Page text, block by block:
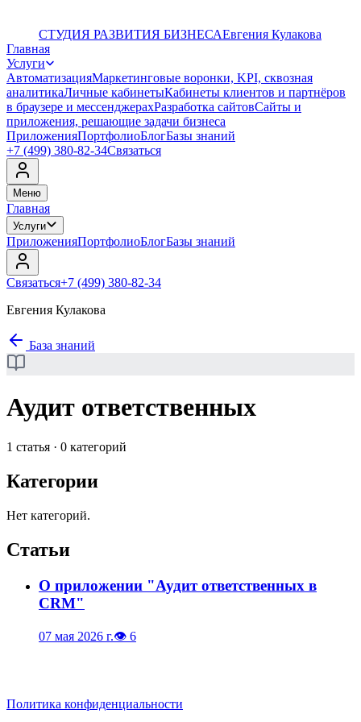
СТУДИЯ РАЗВИТИЯ БИЗНЕСАЕвгения Кулакова
Главная
Услуги
АвтоматизацияМаркетинговые воронки, KPI, сквозная
аналитикаЛичные кабинетыКабинеты клиентов и партнёров
в браузере и мессенджерахРазработка сайтовСайты и
приложения, решающие задачи бизнеса
ПриложенияПортфолиоБлогБазы знаний
+7 (499) 380-82-34Связаться
Меню
Главная
Услуги
ПриложенияПортфолиоБлогБазы знаний
Связаться+7 (499) 380-82-34
Евгения Кулакова
База знаний
Аудит ответственных
1 статья · 0 категорий
Категории
Нет категорий.
Статьи
О приложении "Аудит ответственных в
CRM"
07 мая 2026 г.👁 6
Политика конфиденциальности